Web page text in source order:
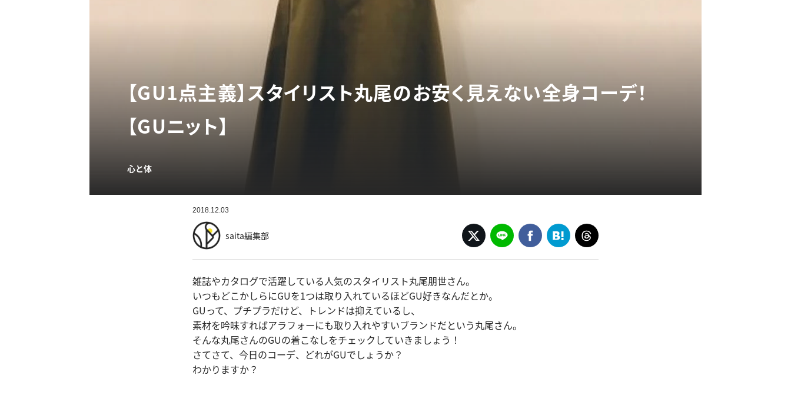
【GU1点主義】スタイリスト丸尾のお安く見えない全身コーデ！
【GUニット】
心と体
2018.12.03
saita編集部
雑誌やカタログで活躍している人気のスタイリスト丸尾朋世さん。
いつもどこかしらにGUを1つは取り入れているほどGU好きなんだとか。
GUって、プチプラだけど、トレンドは抑えているし、
素材を吟味すればアラフォーにも取り入れやすいブランドだという丸尾さん。
そんな丸尾さんのGUの着こなしをチェックしていきましょう！
さてさて、今日のコーデ、どれがGUでしょうか？
わかりますか？